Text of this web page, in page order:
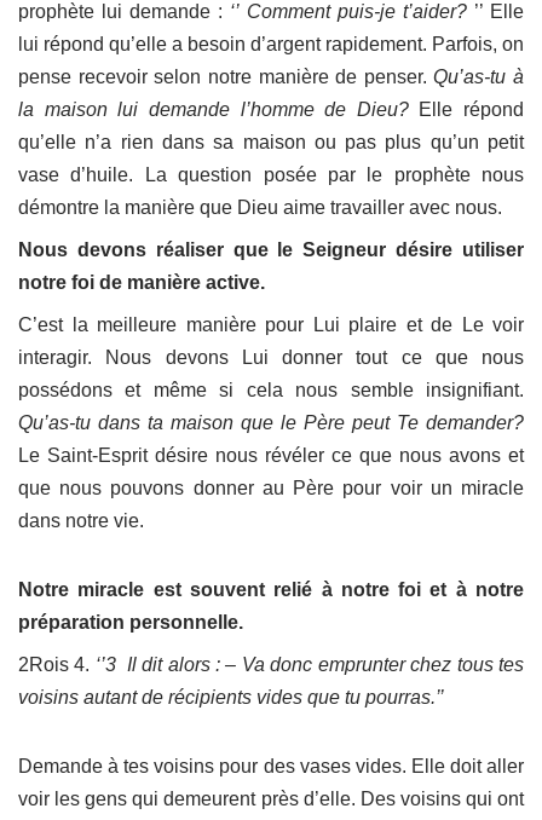
prophète lui demande : ‘’ Comment puis-je t’aider? ’’ Elle
lui répond qu’elle a besoin d’argent rapidement. Parfois, on
pense recevoir selon notre manière de penser.Qu’as-tu à
la maison lui demande l’homme de Dieu?Elle répond
qu’elle n’a rien dans sa maison ou pas plus qu’un petit
vase d’huile. La question posée par le prophète nous
démontre la manière que Dieu aime travailler avec nous.
Nous devons réaliser que le Seigneur désire utiliser
notre foi de manière active.
C’est la meilleure manière pour Lui plaire et de Le voir
interagir. Nous devons Lui donner tout ce que nous
possédons et même si cela nous semble insignifiant.
Qu’as-tu dans ta maison que le Père peut Te demander?
Le Saint-Esprit désire nous révéler ce que nous avons et
que nous pouvons donner au Père pour voir un miracle
dans notre vie.
Notre miracle est souvent relié à notre foi et à notre
préparation personnelle.
2Rois 4. ‘’3 Il dit alors : – Va donc emprunter chez tous tes
voisins autant de récipients vides que tu pourras.’’
Demande à tes voisins pour des vases vides. Elle doit aller
voir les gens qui demeurent près d’elle. Des voisins qui ont